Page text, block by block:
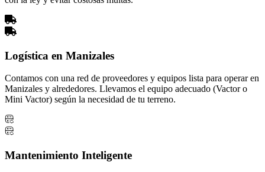
Logística en Manizales
Contamos con una red de proveedores y equipos lista para operar en
Manizales y alrededores. Llevamos el equipo adecuado (Vactor o
Mini Vactor) según la necesidad de tu terreno.
Mantenimiento Inteligente